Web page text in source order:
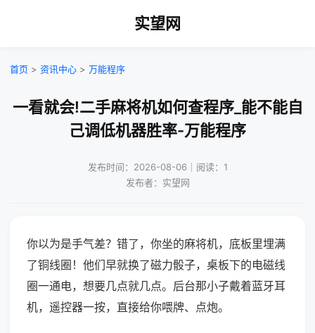
实望网
首页 > 资讯中心 > 万能程序
一看就会!二手麻将机如何查程序_能不能自
己调低机器胜率-万能程序
发布时间：2026-08-06｜阅读：1
发布者：实望网
你以为是手气差？错了，你坐的麻将机，底板里埋满
了铜线圈！他们早就换了磁力骰子，桌板下的电磁线
圈一通电，想要几点就几点。后台那小子戴着蓝牙耳
机，遥控器一按，直接给你喂牌、点炮。